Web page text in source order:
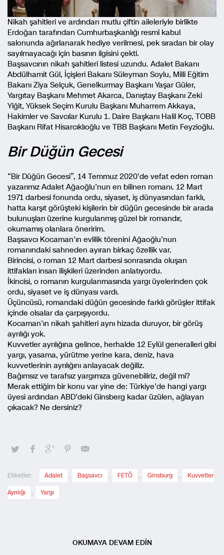
Nikah şahitleri ve ardından mutlu çiftin aileleriyle birlikte
Erdoğan tarafından Cumhurbaşkanlığı resmî kabul
salonunda ağırlanarak hediye verilmesi, pek sıradan bir olay
sayılmayacağı için basının ilgisini çekti.
Başsavcının nikah şahitleri listesi uzundu. Adalet Bakanı
Abdülhamit Gül, İçişleri Bakanı Süleyman Soylu, Milli Eğitim
Bakanı Ziya Selçuk, Genelkurmay Başkanı Yaşar Güler,
Yargıtay Başkanı Mehmet Akarca, Danıştay Başkanı Zeki
Yiğit, Yüksek Seçim Kurulu Başkanı Muharrem Akkaya,
Hakimler ve Savcılar Kurulu 1. Daire Başkanı Halil Koç, TOBB
Başkanı Rifat Hisarcıklıoğlu ve TBB Başkanı Metin Feyzioğlu.
Bir Düğün Gecesi
“Bir Düğün Gecesi”, 14 Temmuz 2020’de vefat eden roman
yazarımız Adalet Ağaoğlu’nun en bilinen romanı. 12 Mart
1971 darbesi fonunda ordu, siyaset, iş dünyasından farklı,
hatta karşıt görüşteki kişilerin bir düğün gecesinde bir arada
bulunuşları üzerine kurgulanmış güzel bir romandır,
okumamış olanlara öneririm.
Başsavcı Kocaman’ın evlilik törenini Ağaoğlu’nun
romanındaki sahneden ayıran birkaç özellik var.
Birincisi, o roman 12 Mart darbesi sonrasında oluşan
ittifakları insan ilişkileri üzerinden anlatıyordu.
İkincisi, o romanın kurgulanmasında yargı üyelerinden çok
ordu, siyaset ve iş dünyası vardı.
Üçüncüsü, romandaki düğün gecesinde farklı görüşler ittifak
içinde olsalar da çarpışıyordu.
Kocaman’ın nikah şahitleri aynı hizada duruyor, bir görüş
ayrılığı yok.
Kuvvetler ayrılığına gelince, herhalde 12 Eylül generalleri gibi
yargı, yasama, yürütme yerine kara, deniz, hava
kuvvetlerinin ayrılığını anlayacak değiliz.
Bağımsız ve tarafsız yargımıza güvenebiliriz, değil mi?
Merak ettiğim bir konu var yine de: Türkiye’de hangi yargı
üyesi ardından ABD’deki Ginsberg kadar üzülen, ağlayan
çıkacak? Ne dersiniz?
Etiketler: Adalet , Başsavcı , FETÖ , Ginsburg , Kuvvetler
Ayrılığı , Yargı
OKUMAYA DEVAM EDİN